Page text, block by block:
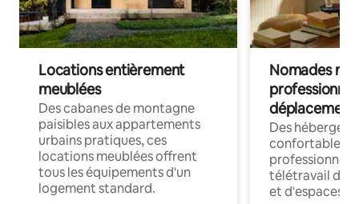
Locations entièrement
meublées
Des cabanes de montagne
paisibles aux appartements
urbains pratiques, ces
locations meublées offrent
tous les équipements d'un
logement standard.
Nomades
déplacement
Des
confortables
professionnels
télétravail
et d'espaces